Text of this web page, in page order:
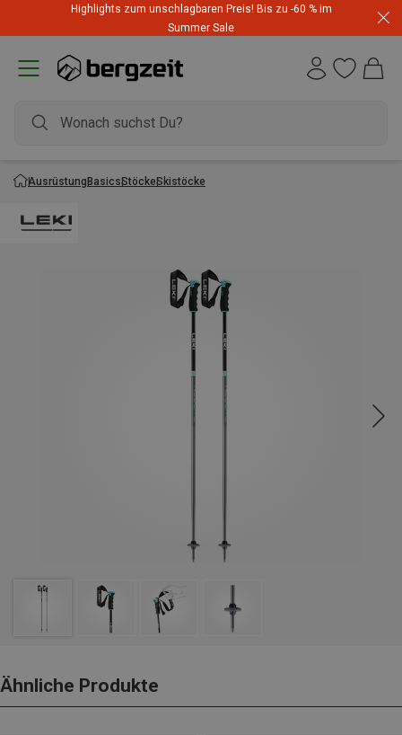
Highlights zum unschlagbaren Preis! Bis zu -60 % im
Summer Sale
AusrüstungBasicsStöckeSkistöcke
Ähnliche Produkte